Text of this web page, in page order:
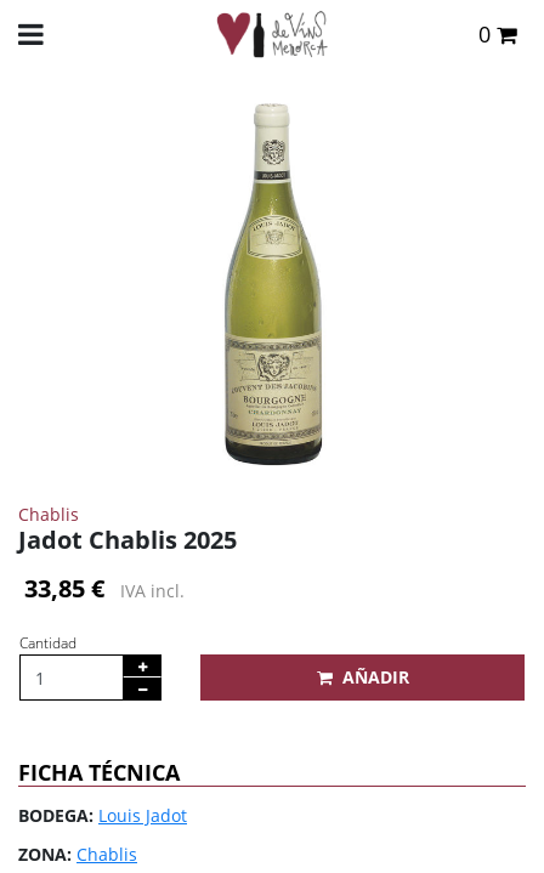
0
VER CESTA
Chablis
Jadot Chablis 2025
33,85 €
IVA incl.
Cantidad
AÑADIR
FICHA TÉCNICA
BODEGA: Louis Jadot
ZONA: Chablis